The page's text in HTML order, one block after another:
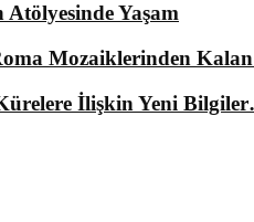
Atölyesinde Yaşam
Mozaiklerinden
İlişkin Yeni